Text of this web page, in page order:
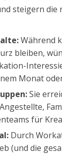
steigern die
Während
bleiben,
Monat
Sie
für
Durch
(und die